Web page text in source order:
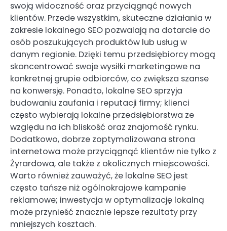
swoją widoczność oraz przyciągnąć nowych
klientów. Przede wszystkim, skuteczne działania w
zakresie lokalnego SEO pozwalają na dotarcie do
osób poszukujących produktów lub usług w
danym regionie. Dzięki temu przedsiębiorcy mogą
skoncentrować swoje wysiłki marketingowe na
konkretnej grupie odbiorców, co zwiększa szanse
na konwersję. Ponadto, lokalne SEO sprzyja
budowaniu zaufania i reputacji firmy; klienci
często wybierają lokalne przedsiębiorstwa ze
względu na ich bliskość oraz znajomość rynku.
Dodatkowo, dobrze zoptymalizowana strona
internetowa może przyciągnąć klientów nie tylko z
Żyrardowa, ale także z okolicznych miejscowości.
Warto również zauważyć, że lokalne SEO jest
często tańsze niż ogólnokrajowe kampanie
reklamowe; inwestycja w optymalizację lokalną
może przynieść znacznie lepsze rezultaty przy
mniejszych kosztach.